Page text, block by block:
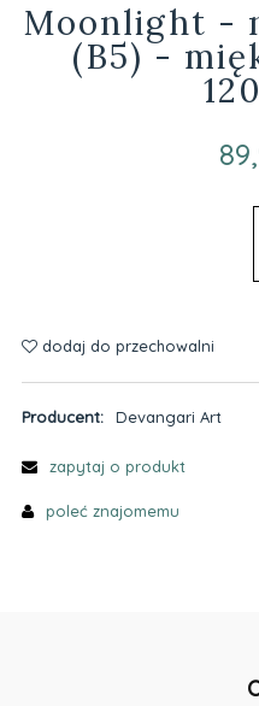
Moonlight -
(B5) -
dodaj do przechowalni
Producent: Devangari Art
zapytaj o produkt
poleć znajomemu